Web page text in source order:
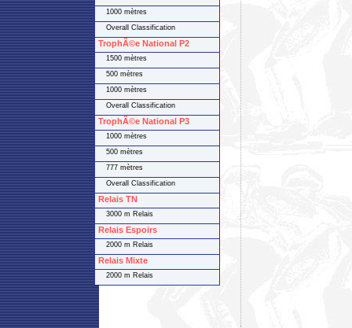
1000 mètres
Overall Classification
TrophÃ©e National P2
1500 mètres
500 mètres
1000 mètres
Overall Classification
TrophÃ©e National P3
1000 mètres
500 mètres
777 mètres
Overall Classification
Relais TN
3000 m Relais
Relais Espoirs
2000 m Relais
Relais Mixte
2000 m Relais